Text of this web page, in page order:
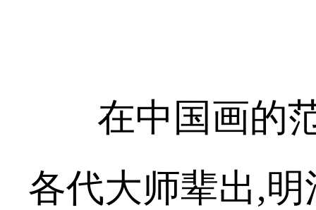
在中国画的
各代大师辈出,明